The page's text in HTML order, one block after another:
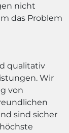
nicht
das Problem
qualitativ
Wir
von
sind sicher